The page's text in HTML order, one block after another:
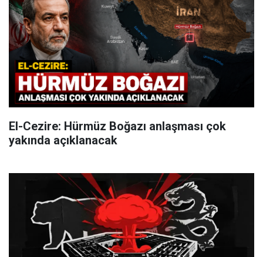
El-Cezire: Hürmüz Boğazı anlaşması çok
yakında açıklanacak